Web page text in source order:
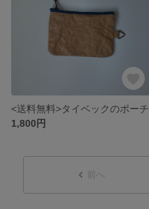
<送料無料>タイベックのポーチ
1,800円
前へ